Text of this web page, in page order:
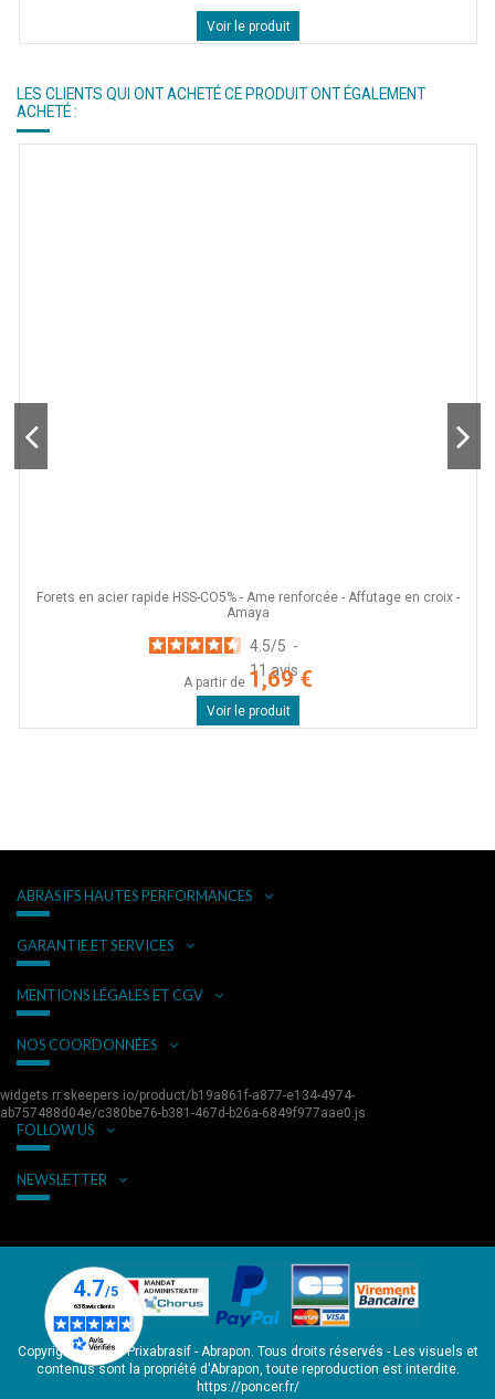
Voir le produit
LES CLIENTS QUI ONT ACHETÉ CE PRODUIT ONT ÉGALEMENT
ACHETÉ :
Forets en acier rapide HSS-CO5% - Ame renforcée - Affutage en croix -
Amaya
4.5/5 -
11avis
A partir de 1,69 €
Voir le produit
ABRASIFS HAUTES PERFORMANCES
GARANTIE ET SERVICES
MENTIONS LÉGALES ET CGV
NOS COORDONNÉES
widgets.rr.skeepers.io/product/b19a861f-a877-e134-4974-
ab757488d04e/c380be76-b381-467d-b26a-6849f977aae0.js
FOLLOW US
NEWSLETTER
Copyright © 2026 Prixabrasif - Abrapon. Tous droits réservés - Les visuels et
contenus sont la propriété d'Abrapon, toute reproduction est interdite.
https://poncer.fr/